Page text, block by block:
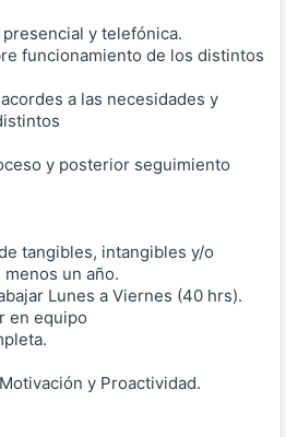
y telefónica.
funcionamiento de los distintos
a las necesidades y
y posterior seguimiento
tangibles, intangibles y/o
un año.
Lunes a Viernes (40 hrs).
en equipo
y Proactividad.